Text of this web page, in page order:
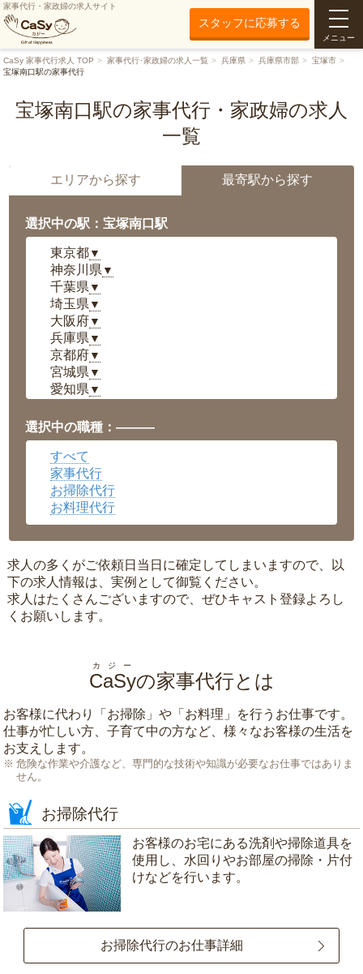
家事代行・家政婦の求人サイト
スタッフに応募する
メニュー
CaSy 家事代行求人 TOP 家事代行･家政婦の求人一覧 兵庫県 兵庫県市部
宝塚市
宝塚南口駅の家事代行
宝塚南口駅の家事代行・家政婦の求人
一覧
エリアから探す 最寄駅から探す
選択中の駅：宝塚南口駅
東京都▼
神奈川県 ▼
千葉県 ▼
埼玉県 ▼
大阪府▼
兵庫県 ▼
京都府▼
宮城県 ▼
愛知県 ▼
岡山県▼
広島県▼
沖縄県
選択中の職種：———
すべて
家事代行
お掃除代行
お料理代行
求人の多くがご依頼日当日に確定してしまいますので、以
下の求人情報は、実例として御覧ください。
求人はたくさんございますので、ぜひキャスト登録よろし
くお願いします。
CaSy
カジー
の家事代行とは
お客様に代わり「 お掃除 」や「 お料理 」を行うお仕事です。
仕事が忙しい方、子育て中の方など、様々なお客様の生活を
お支えします。
危険な作業や介護など、専門的な技術や知識が必要なお仕事ではありま
せん。
お掃除代行
お客様のお宅にある洗剤や掃除道具を
使用し、水回りやお部屋の掃除・片付
けなどを行います。
お掃除代行のお仕事詳細